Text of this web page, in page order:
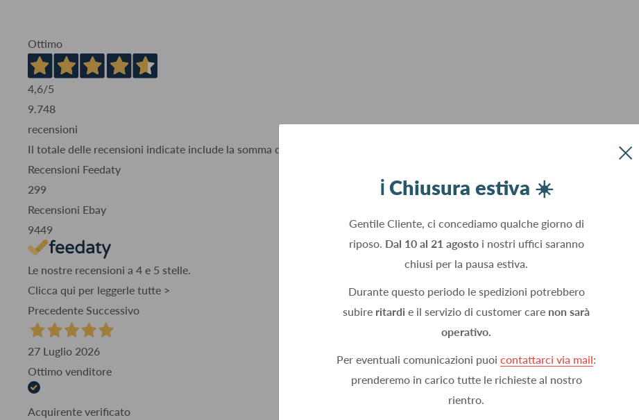
ℹ️ Chiusura estiva ☀️
Gentile Cliente, ci concediamo qualche giorno di
riposo. Dal 10 al 21 agostoi nostri uffici saranno
chiusi per la pausa estiva.
Durante questo periodo le spedizioni potrebbero
subire ritardi e il servizio di customer care non sarà
operativo.
Per eventuali comunicazioni puoi contattarci via mail:
prenderemo in carico tutte le richieste al nostro
rientro.
Ottimo
4,6/5
9.748
recensioni
Il totale delle recensioni indicate include la somma di:
Recensioni Feedaty
299
Recensioni Ebay
9449
Le nostre recensioni a 4 e 5 stelle.
Clicca qui per leggerle tutte >
Precedente Successivo
27 Luglio 2026
Ottimo venditore
Acquirente verificato